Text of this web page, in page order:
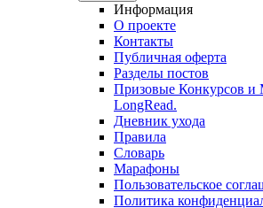
Информация
О проекте
Контакты
Публичная оферта
Разделы постов
Призовые Конкурсов и
LongRead.
Дневник ухода
Правила
Словарь
Марафоны
Пользовательское
Политика